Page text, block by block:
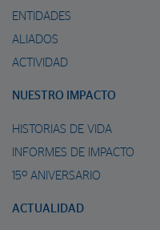
ENTIDADES
ALIADOS
ACTIVIDAD
NUESTRO IMPACTO
HISTORIAS DE VIDA
INFORMES DE IMPACTO
15º ANIVERSARIO
ACTUALIDAD